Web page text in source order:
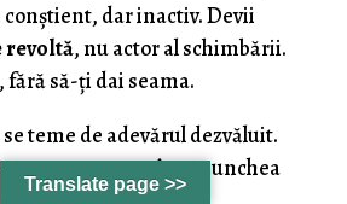
dar inactiv. Devii
revoltă, nu actor al schimbării.
fără să-ți dai seama.
teme de adevărul dezvăluit.
pentru a te îngenunchea
Translate page >>